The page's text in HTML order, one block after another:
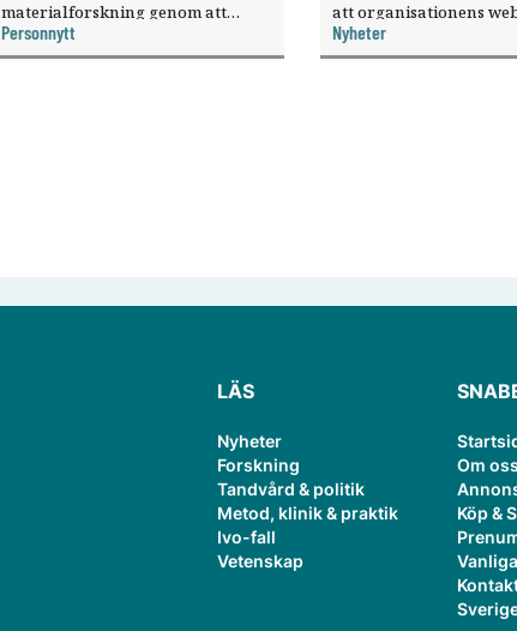
materialforskning genom att
knyta forskaren Pekka Vallittu till
verksamheten som gästprofessor.
Personnytt
att organisationens
utnyttjats genom en
publiceringsverktyg.
Nyheter
LÄS
Nyheter
Forskning
Tandvård & politik
Metod, klinik & praktik
Ivo-fall
Vetenskap
Om oss
Köp &